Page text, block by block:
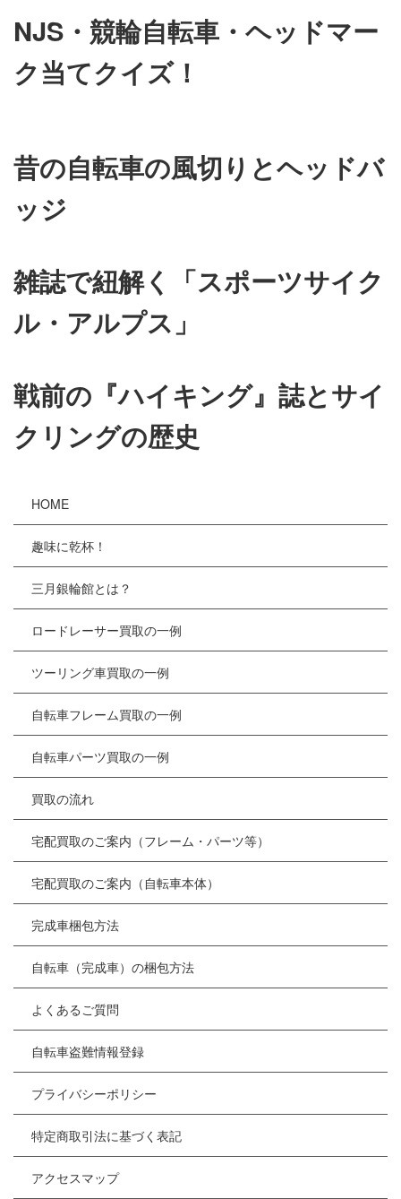
NJS・競輪自転車・ヘッドマー
ク当てクイズ！
昔の自転車の風切りとヘッドバ
ッジ
雑誌で紐解く「スポーツサイク
ル・アルプス」
戦前の『ハイキング』誌とサイ
クリングの歴史
HOME
趣味に乾杯！
三月銀輪館とは？
ロードレーサー買取の一例
ツーリング車買取の一例
自転車フレーム買取の一例
自転車パーツ買取の一例
買取の流れ
宅配買取のご案内（フレーム・パーツ等）
宅配買取のご案内（自転車本体）
完成車梱包方法
自転車（完成車）の梱包方法
よくあるご質問
自転車盗難情報登録
プライバシーポリシー
特定商取引法に基づく表記
アクセスマップ